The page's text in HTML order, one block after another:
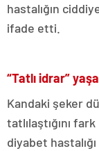
hastalığın
ifade etti.
“Tatlı idrar”
Kandaki şeker
tatlılaştığını fark
diyabet hastalığı